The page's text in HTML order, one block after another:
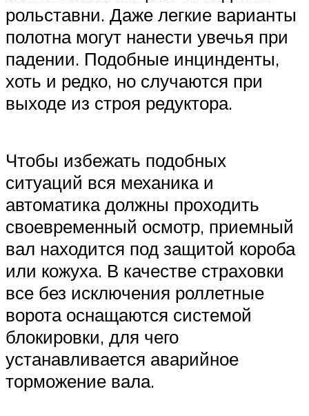
рольставни. Даже легкие варианты
полотна могут нанести увечья при
падении. Подобные инцинденты,
хоть и редко, но случаются при
выходе из строя редуктора.
Чтобы избежать подобных
ситуаций вся механика и
автоматика должны проходить
своевременный осмотр, приемный
вал находится под защитой короба
или кожуха. В качестве страховки
все без исключения роллетные
ворота оснащаются системой
блокировки, для чего
устанавливается аварийное
торможение вала.